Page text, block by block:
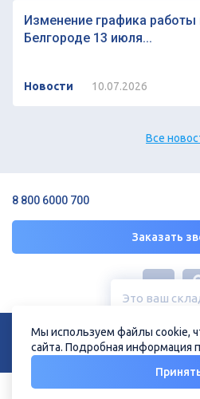
Это ваш
Нет
Изменение графика
Белгороде 13 июля...
Новости 10.07.2026
Все
8 800 6000 700
Заказать
Политика
Политика в отношении
Мы используем файлы cookie,
сайта. Подробная информация